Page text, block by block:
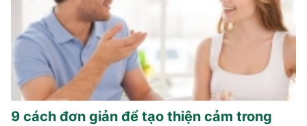
9 cách đơn giản để tạo thiện cảm trong